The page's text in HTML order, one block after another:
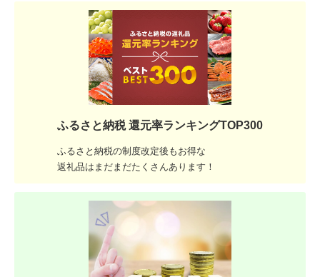
ふるさと納税 還元率ランキングTOP300
ふるさと納税の制度改定後もお得な
返礼品はまだまだたくさんあります！